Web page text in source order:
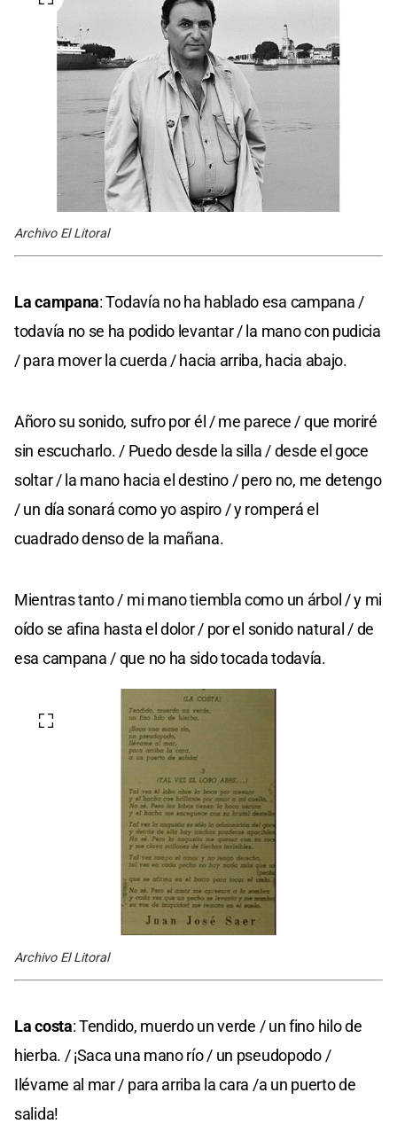
Archivo El Litoral
La campana: Todavía no ha hablado esa campana /
todavía no se ha podido levantar / la mano con pudicia
/ para mover la cuerda / hacia arriba, hacia abajo.
Añoro su sonido, sufro por él / me parece / que moriré
sin escucharlo. / Puedo desde la silla / desde el goce
soltar / la mano hacia el destino / pero no, me detengo
/ un día sonará como yo aspiro / y romperá el
cuadrado denso de la mañana.
Mientras tanto / mi mano tiembla como un árbol / y mi
oído se afina hasta el dolor / por el sonido natural / de
esa campana / que no ha sido tocada todavía.
Archivo El Litoral
La costa: Tendido, muerdo un verde / un fino hilo de
hierba. / ¡Saca una mano río / un pseudopodo /
Ilévame al mar / para arriba la cara /a un puerto de
salida!